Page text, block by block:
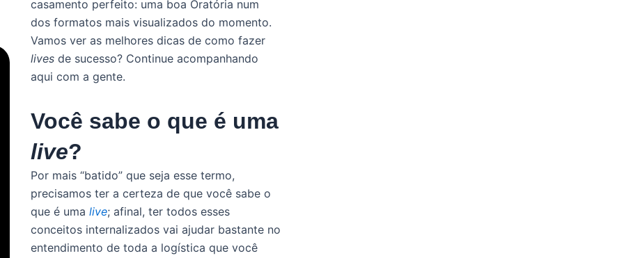
casamento perfeito: uma boa Oratória num
dos formatos mais visualizados do momento.
Vamos ver as melhores dicas de como fazer
livesde sucesso? Continue acompanhando
aqui com a gente.
Você sabe o que é uma
live?
Por mais “batido” que seja esse termo,
precisamos ter a certeza de que você sabe o
que é uma live; afinal, ter todos esses
conceitos internalizados vai ajudar bastante no
entendimento de toda a logística que você